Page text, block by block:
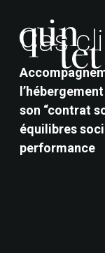
Cas cli
son “contrat
équilibres
performance
Quintet
académiques
faire du social